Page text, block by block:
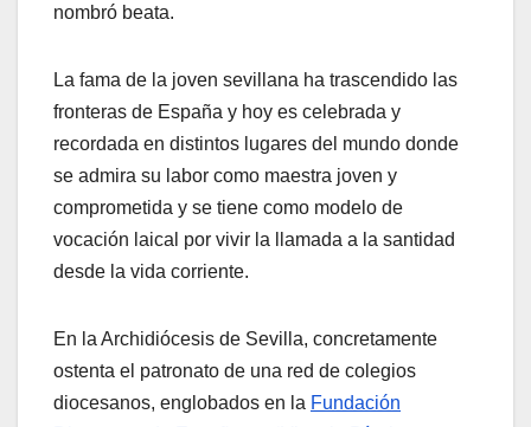
nombró beata.
La fama de la joven sevillana ha trascendido las
fronteras de España y hoy es celebrada y
recordada en distintos lugares del mundo donde
se admira su labor como maestra joven y
comprometida y se tiene como modelo de
vocación laical por vivir la llamada a la santidad
desde la vida corriente.
En la Archidiócesis de Sevilla, concretamente
ostenta el patronato de una red de colegios
diocesanos, englobados en la Fundación